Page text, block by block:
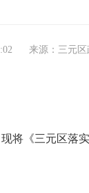
来源：三元
将《三元区落